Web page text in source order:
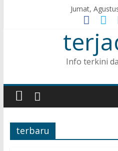
Jumat,
Info terkini
terbaru